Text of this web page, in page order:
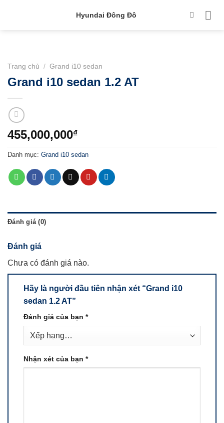
Hyundai Đông Đô
Trang chủ / Grand i10 sedan
Grand i10 sedan 1.2 AT
455,000,000₫
Danh mục: Grand i10 sedan
Đánh giá (0)
Đánh giá
Chưa có đánh giá nào.
Hãy là người đầu tiên nhận xét “Grand i10
sedan 1.2 AT”
Đánh giá của bạn *
Nhận xét của bạn *